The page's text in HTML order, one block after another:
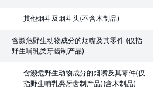
其他烟斗及烟斗头(不含木制品)
含濒危野生动物成分的烟嘴及其零件 (仅指
野生哺乳类牙齿制产品)
含濒危野生动物成分的烟嘴及其零件(仅
指野生哺乳类牙齿制产品)(含木制品)